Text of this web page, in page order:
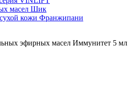
масел Шик
кожи Франжипани